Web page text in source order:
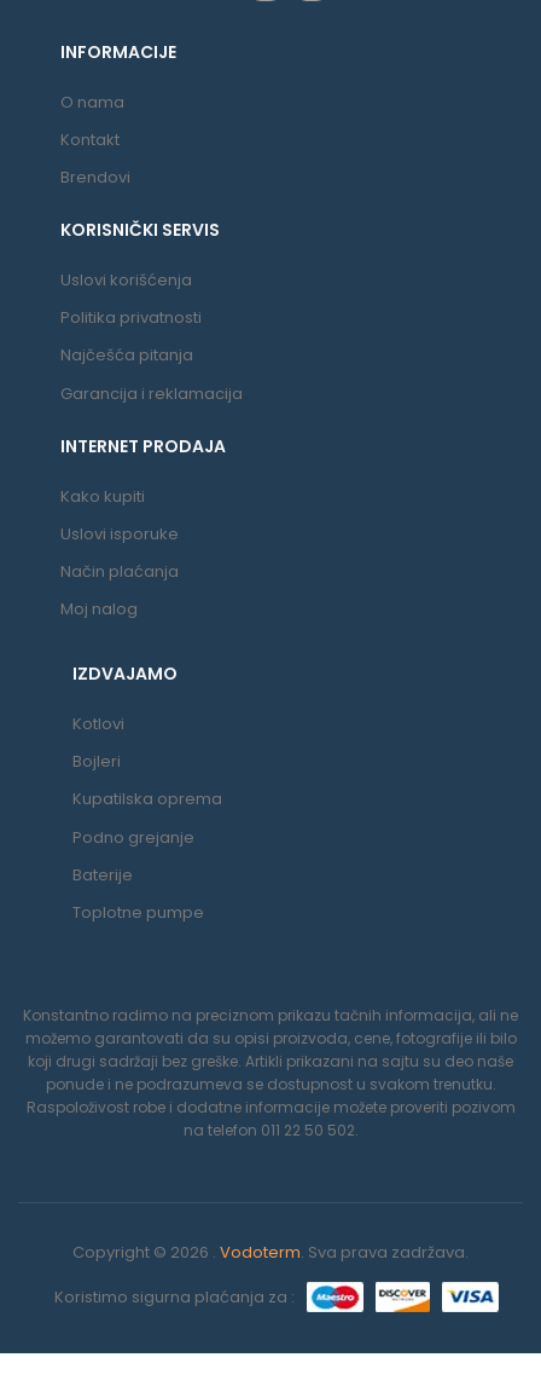
INFORMACIJE
O nama
Kontakt
Brendovi
KORISNIČKI SERVIS
Uslovi korišćenja
Politika privatnosti
Najčešća pitanja
Garancija i reklamacija
INTERNET PRODAJA
Kako kupiti
Uslovi isporuke
Način plaćanja
Moj nalog
IZDVAJAMO
Kotlovi
Bojleri
Kupatilska oprema
Podno grejanje
Baterije
Toplotne pumpe
Konstantno radimo na preciznom prikazu tačnih informacija, ali ne
možemo garantovati da su opisi proizvoda, cene, fotografije ili bilo
koji drugi sadržaji bez greške. Artikli prikazani na sajtu su deo naše
ponude i ne podrazumeva se dostupnost u svakom trenutku.
Raspoloživost robe i dodatne informacije možete proveriti pozivom
na telefon 011 22 50 502.
Copyright © 2026 . Vodoterm. Sva prava zadržava.
Koristimo sigurna plaćanja za :